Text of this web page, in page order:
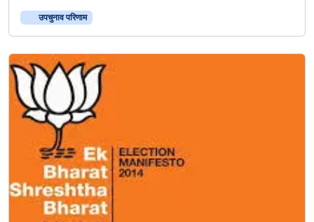
उपचुनाव परिणाम